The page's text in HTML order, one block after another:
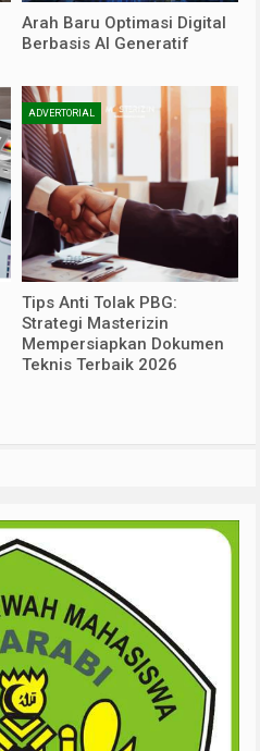
Arah Baru Optimasi Digital
Berbasis AI Generatif
ADVERTORIAL
Tips Anti Tolak PBG:
Strategi Masterizin
Mempersiapkan Dokumen
Teknis Terbaik 2026